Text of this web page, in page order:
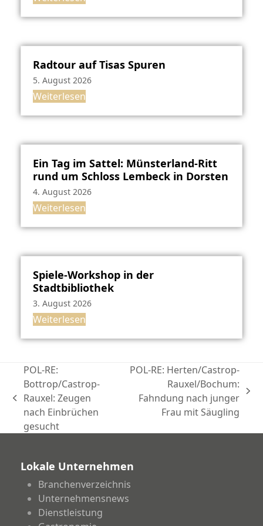
Radtour auf Tisas Spuren
5. August 2026
Weiterlesen
Ein Tag im Sattel: Münsterland-Ritt
rund um Schloss Lembeck in Dorsten
4. August 2026
Weiterlesen
Spiele-Workshop in der
Stadtbibliothek
3. August 2026
Weiterlesen
vorheriger
Beitrag:
POL-RE:
Bottrop/Castrop-
Rauxel: Zeugen
nach Einbrüchen
gesucht
Nächster
POL-RE: Herten/Castrop-
Rauxel/Bochum:
Fahndung nach junger
Frau mit Säugling
Lokale Unternehmen
Branchenverzeichnis
Unternehmensnews
Dienstleistung